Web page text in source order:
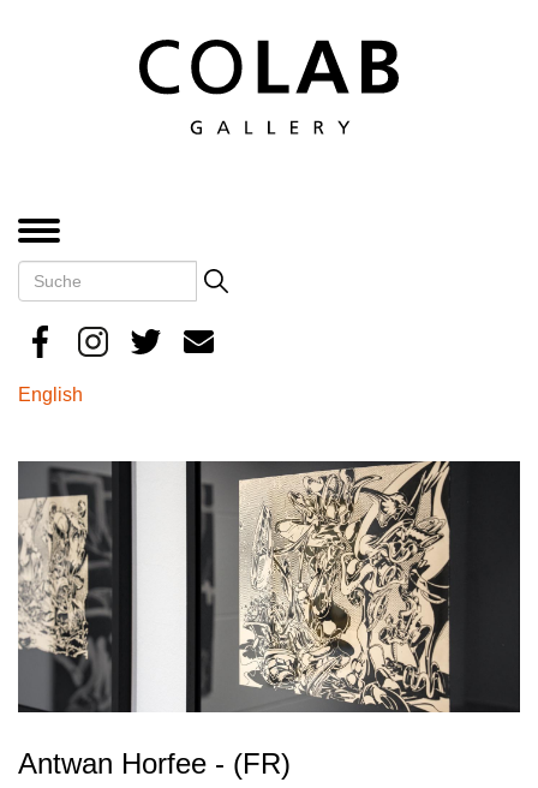
Search
Suche
English
Antwan Horfee - (FR)